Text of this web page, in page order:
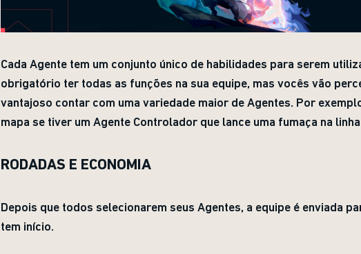
Cada Agente tem um conjunto único de habilidades para serem
obrigatório ter todas as funções na sua equipe, mas vocês vão
vantajoso contar com uma variedade maior de Agentes. Por
mapa se tiver um Agente Controlador que lance uma fumaça na
RODADAS E ECONOMIA
Depois que todos selecionarem seus Agentes, a equipe é enviada
tem início.